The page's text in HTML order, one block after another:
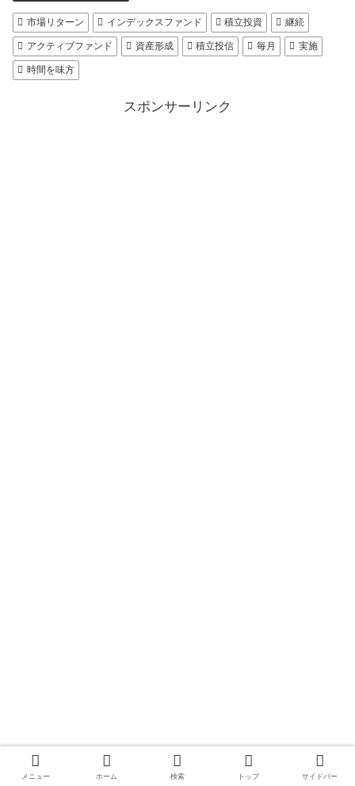
市場リターン インデックスファンド 積立投資 継続
アクティブファンド 資産形成 積立投信 毎月 実施
時間を味方
スポンサーリンク
メニュー ホーム 検索 トップ サイドバー